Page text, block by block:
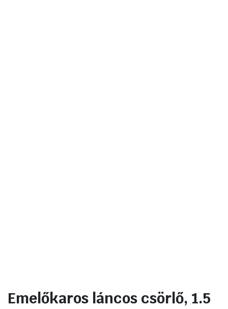
Emelőkaros láncos csörlő, 1.5